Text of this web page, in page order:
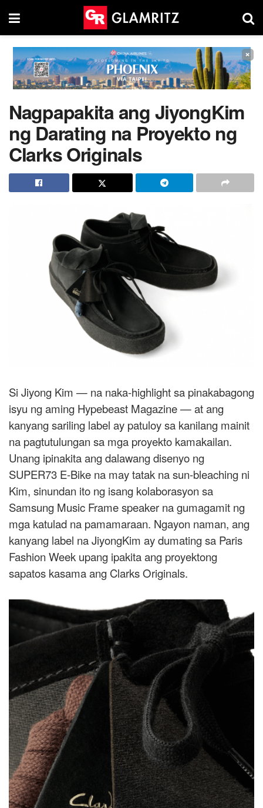
×
Nagpapakita ang JiyongKim
ng Darating na Proyekto ng
Clarks Originals
Si Jiyong Kim — na naka-highlight sa pinakabagong
isyu ng aming Hypebeast Magazine — at ang
kanyang sariling label ay patuloy sa kanilang mainit
na pagtutulungan sa mga proyekto kamakailan.
Unang ipinakita ang dalawang disenyo ng
SUPER73 E-Bike na may tatak na sun-bleaching ni
Kim, sinundan ito ng isang kolaborasyon sa
Samsung Music Frame speaker na gumagamit ng
mga katulad na pamamaraan. Ngayon naman, ang
kanyang label na JiyongKim ay dumating sa Paris
Fashion Week upang ipakita ang proyektong
sapatos kasama ang Clarks Originals.